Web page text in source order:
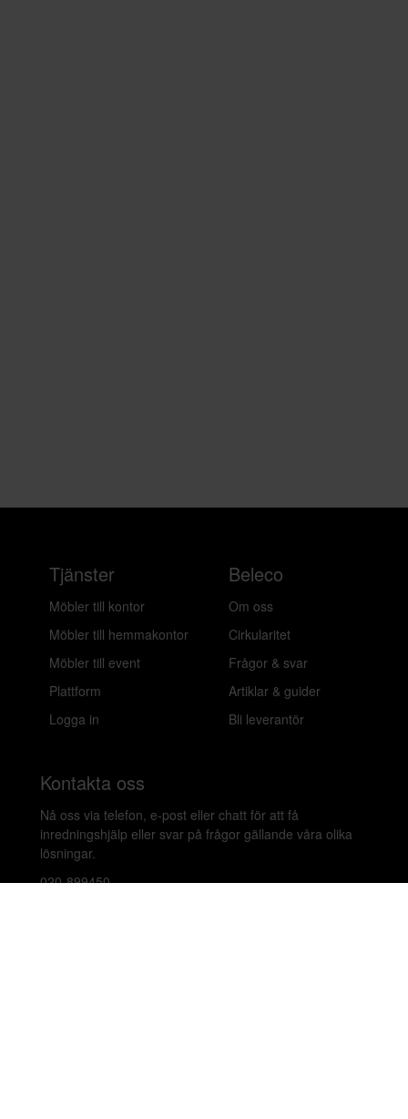
Tjänster
Möbler till kontor
Möbler till hemmakontor
Möbler till event
Plattform
Logga in
Beleco
Om oss
Cirkularitet
Frågor & svar
Artiklar & guider
Bli leverantör
Kontakta oss
Nå oss via telefon, e-post eller chatt för att få
inredningshjälp eller svar på frågor gällande våra olika
lösningar.
020-899450